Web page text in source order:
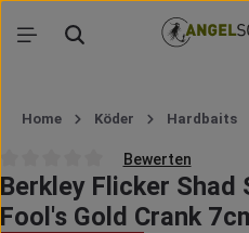
Zum Hauptinhalt springen
Home Köder Hardbaits
Durchschnittliche Bewertung von
Bewerten
Berkley Flicker Shad
Fool's Gold Crank